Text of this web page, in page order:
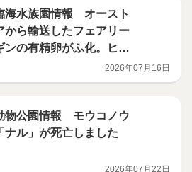
海水族園情報 オースト
から輸送したフェアリー
ンの有精卵がふ化。ヒナ
2026年07月16日
物公園情報 モウコノウ
ナル」が死亡しました
2026年07月22日